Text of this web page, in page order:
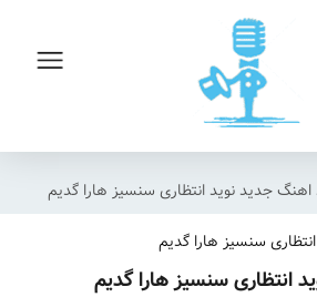
اهنگ جدید نوید انتظاری سنسیز هارا گدیم
انتظاری سنسیز هارا گدیم